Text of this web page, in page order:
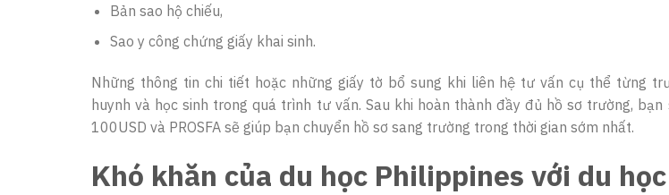
Bản sao hộ chiếu,
Sao y công chứng giấy khai sinh.
Những thông tin chi tiết hoặc những giấy tờ bổ sung khi liên hệ tư vấn cụ thể từng
huynh và học sinh trong quá trình tư vấn. Sau khi hoàn thành đầy đủ hồ sơ trường,
100USD và PROSFA sẽ giúp bạn chuyển hồ sơ sang trường trong thời gian sớm nhất.
Khó khăn của du học Philippines với du